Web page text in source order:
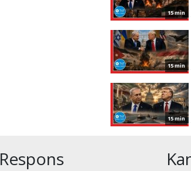
15 min
15 min
15 min
Respons